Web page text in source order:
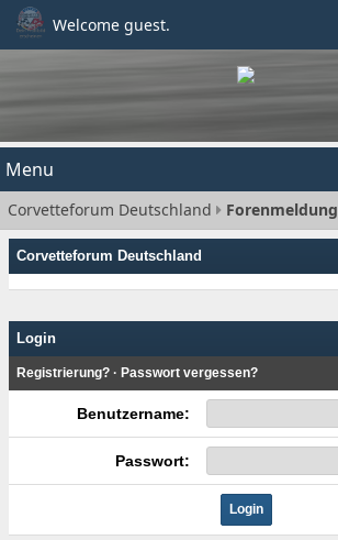
Welcome guest.
Menu
Corvetteforum Deutschland Forenmeldung
Corvetteforum Deutschland
Login
Registrierung? · Passwort vergessen?
Benutzername:
Passwort: